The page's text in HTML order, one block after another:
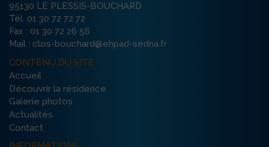
95130 LE PLESSIS-BOUCHARD
Tél. 01 30 72 72 72
Fax : 01 30 72 26 56
Mail : clos-bouchard@ehpad-sedna.fr
CONTENU DU SITE
Accueil
Découvrir la résidence
Galerie photos
Actualités
Contact